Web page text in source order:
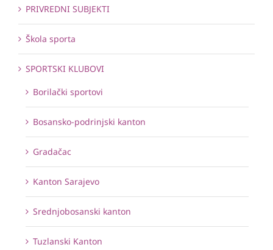
PRIVREDNI SUBJEKTI
Škola sporta
SPORTSKI KLUBOVI
Borilački sportovi
Bosansko-podrinjski kanton
Gradačac
Kanton Sarajevo
Srednjobosanski kanton
Tuzlanski Kanton